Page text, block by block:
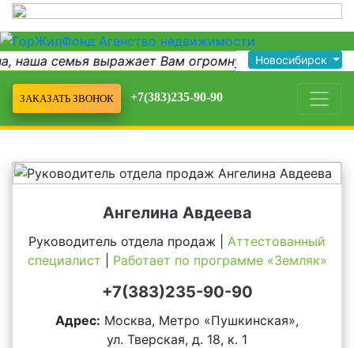
наша семья выражает Вам огромну... Людмила
Новосибирск
ЗАКАЗАТЬ ЗВОНОК +7(383)235-90-90
Ангелина Авдеева
Руководитель отдела продаж | Аттестованный
специалист
Работает по программе «Земляк»
+7(383)235-90-90
Адрес: Москва, Метро «Пушкинская»,
ул. Тверская, д. 18, к. 1